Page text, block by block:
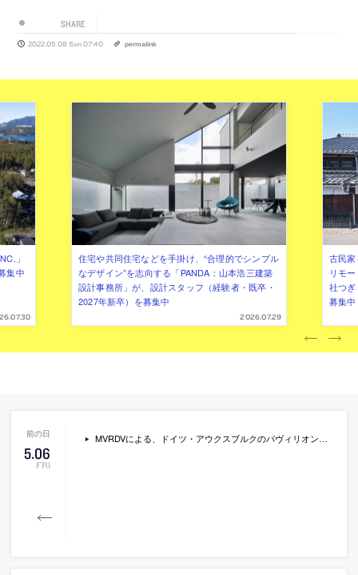
SHARE
2022.05.08 Sun 07:40 permalink
」
集中
住宅や共同住宅などを手掛け、“合理的でシンプル
なデザイン”を志向する「PANDA：山本浩三建築
設計事務所」が、設計スタッフ（経験者・既卒・
2027年新卒）を募集中
2026.07.29
古民
リモ
社つ
募集中
5.06
FRI
MVRDVによる、ドイツ・アウクスブルクのパヴィリオン「Fuggerei NEXT500 Pavilion」。 世界最古のソーシャルハウジング“フッゲライ”の500周年を記念して建設、5週間に渡り行われる学術的な議論や展示の為に使われ、8.5mのキャンティレバーは未来のフッゲライを見渡す事を想起